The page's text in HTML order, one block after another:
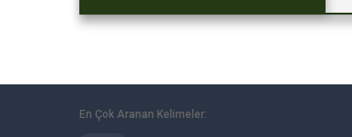
En Çok Aranan Kelimeler: